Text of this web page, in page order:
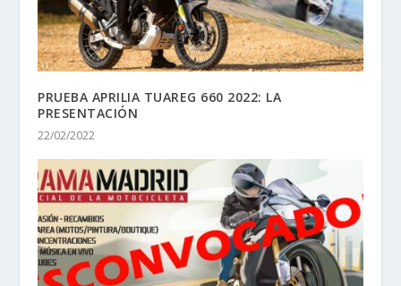
PRUEBA APRILIA TUAREG 660 2022: LA
PRESENTACIÓN
22/02/2022